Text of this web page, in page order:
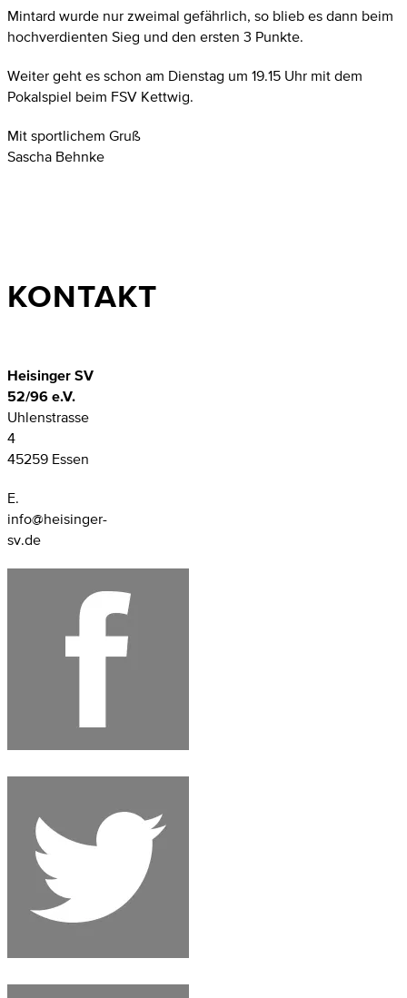
Mintard wurde nur zweimal gefährlich, so blieb es dann beim
hochverdienten Sieg und den ersten 3 Punkte.
Weiter geht es schon am Dienstag um 19.15 Uhr mit dem
Pokalspiel beim FSV Kettwig.
Mit sportlichem Gruß
Sascha Behnke
KONTAKT
Heisinger SV
52/96 e.V.
Uhlenstrasse
4
45259 Essen
E.
info@heisinger-
sv.de